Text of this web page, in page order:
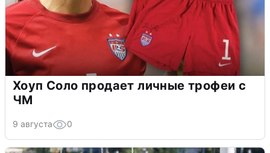
Хоуп Соло продает личные трофеи с
ЧМ
9 августа 0